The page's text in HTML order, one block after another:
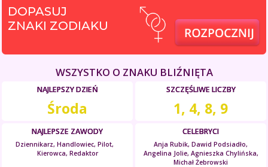
DOPASUJ
ZNAKI ZODIAKU
WSZYSTKO O ZNAKU BLIŹNIĘTA
NAJLEPSZY DZIEŃ
Środa
SZCZĘŚLIWE LICZBY
1, 4, 8, 9
NAJLEPSZE ZAWODY
Dziennikarz, Handlowiec, Pilot,
Kierowca, Redaktor
CELEBRYCI
Anja Rubik, Dawid Podsiadło,
Angelina Jolie, Agnieszka Chylińska,
Michał Żebrowski